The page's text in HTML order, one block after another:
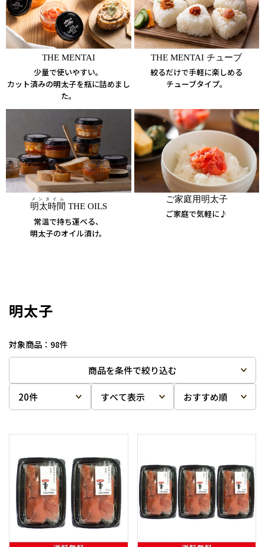
THE MENTAI
少量で使いやすい。
カット済みの明太子を瓶に詰めまし
た。
THE MENTAI チューブ
絞るだけで手軽に楽しめる
チューブタイプ。
明太時間
メンタイム
THE OILS
常温で持ち運べる、
明太子のオイル漬け。
ご家庭用明太子
ご家庭で気軽に♪
明太子
商品を条件で絞り込む
98件